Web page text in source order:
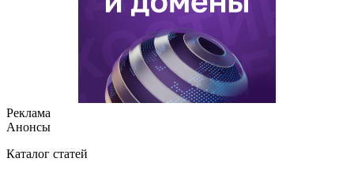
Реклама
Анонсы
Каталог статей